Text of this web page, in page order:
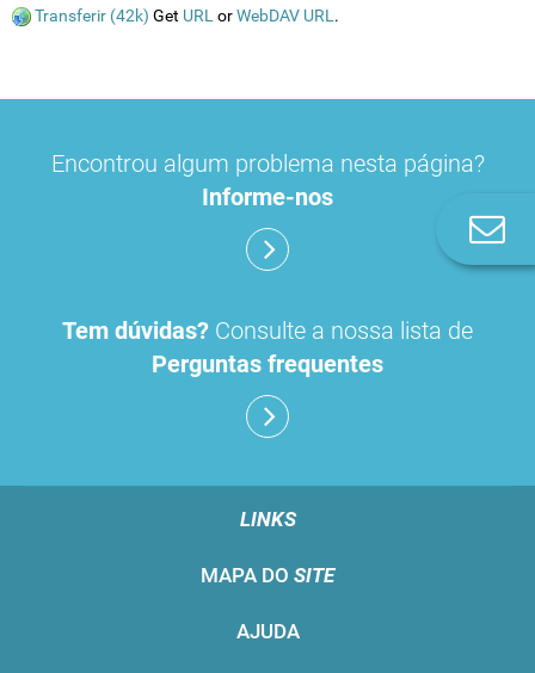
Transferir (42k) Get URL orWebDAV URL .
Encontrou algum problema nesta página?
Informe-nos
Tem dúvidas? Consulte a nossa lista de
Perguntas frequentes
LINKS
MAPA DO SITE
AJUDA